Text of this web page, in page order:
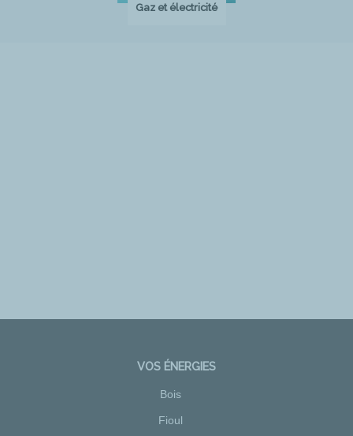
Gaz et électricité
VOS ÉNERGIES
Bois
Fioul